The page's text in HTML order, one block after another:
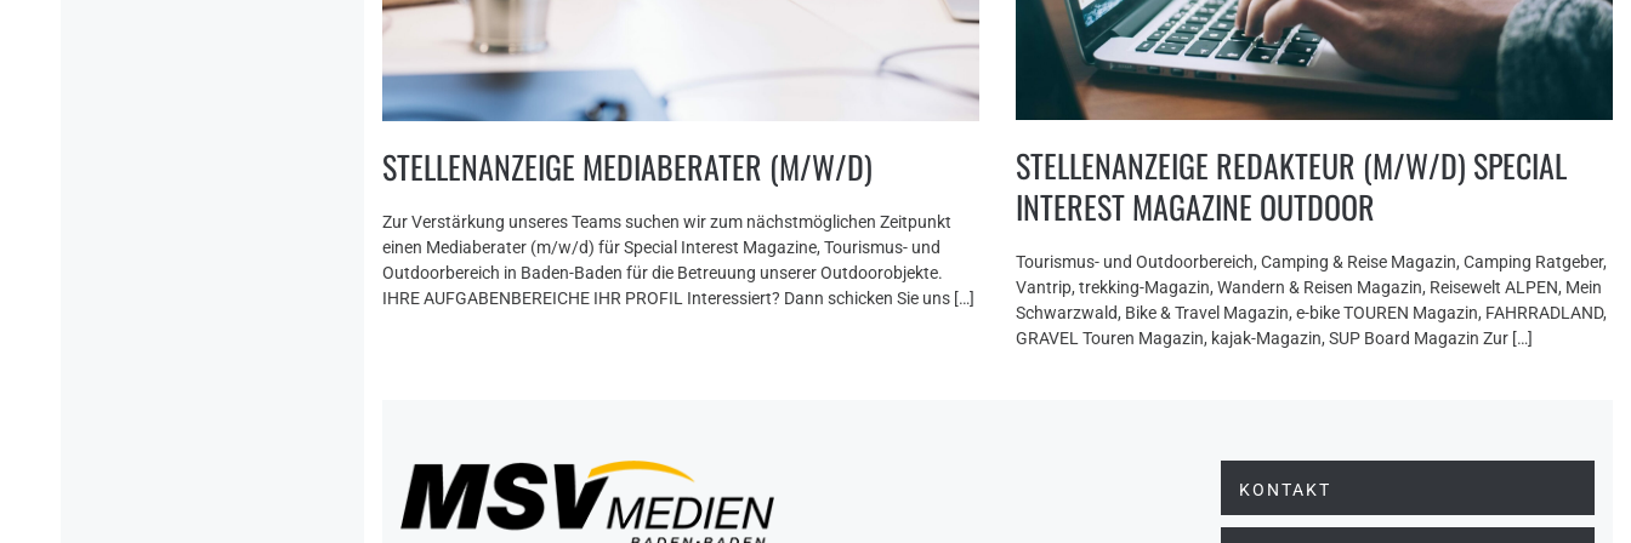
STELLENANZEIGE MEDIABERATER (M/W/D)
Zur Verstärkung unseres Teams suchen wir zum nächstmöglichen Zeitpunkt
einen Mediaberater (m/w/d) für Special Interest Magazine, Tourismus- und
Outdoorbereich in Baden-Baden für die Betreuung unserer Outdoorobjekte.
IHRE AUFGABENBEREICHE IHR PROFIL Interessiert? Dann schicken Sie uns […]
STELLENANZEIGE REDAKTEUR (M/W/D) SPECIAL
INTEREST MAGAZINE OUTDOOR
Tourismus- und Outdoorbereich, Camping & Reise Magazin, Camping Ratgeber,
Vantrip, trekking-Magazin, Wandern & Reisen Magazin, Reisewelt ALPEN, Mein
Schwarzwald, Bike & Travel Magazin, e-bike TOUREN Magazin, FAHRRADLAND,
GRAVEL Touren Magazin, kajak-Magazin, SUP Board Magazin Zur […]
KONTAKT